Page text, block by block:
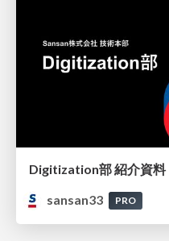
Digitization部 紹介資料
sansan33
PRO